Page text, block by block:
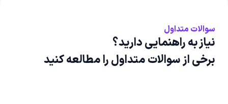
سوالات متداول
نیاز به راهنمایی دارید؟
برخی از سوالات متداول را مطالعه کنید